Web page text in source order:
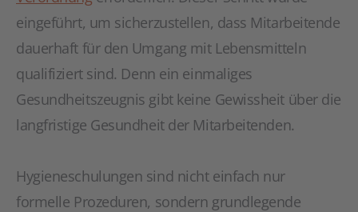
eingeführt, um sicherzustellen, dass Mitarbeitende
dauerhaft für den Umgang mit Lebensmitteln
qualifiziert sind. Denn ein einmaliges
Gesundheitszeugnis gibt keine Gewissheit über die
langfristige Gesundheit der Mitarbeitenden.
Hygieneschulungen sind nicht einfach nur
formelle Prozeduren, sondern grundlegende